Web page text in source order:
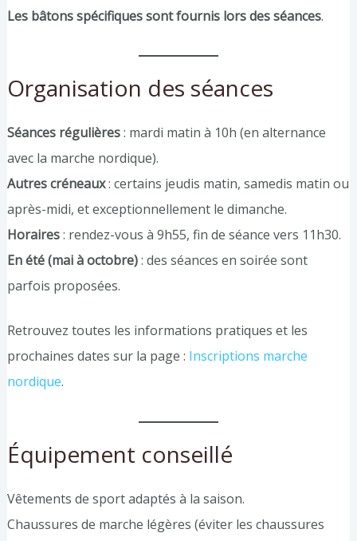
Les bâtons spécifiques sont fournis lors des séances.
Organisation des séances
Séances régulières: mardi matin à 10h (en alternance
avec la marche nordique).
Autres créneaux: certains jeudis matin, samedis matin ou
après-midi, et exceptionnellement le dimanche.
Horaires: rendez-vous à 9h55, fin de séance vers 11h30.
En été (mai à octobre): des séances en soirée sont
parfois proposées.
Retrouvez toutes les informations pratiques et les
prochaines dates sur la page : Inscriptions marche
nordique.
Équipement conseillé
Vêtements de sport adaptés à la saison.
Chaussures de marche légères (éviter les chaussures